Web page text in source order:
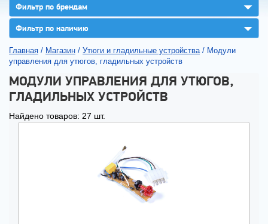
Фильтр по брендам ▼
Фильтр по наличию ▼
Главная / Магазин / Утюги и гладильные устройства/ Модули
управления для утюгов, гладильных устройств
МОДУЛИ УПРАВЛЕНИЯ ДЛЯ УТЮГОВ,
ГЛАДИЛЬНЫХ УСТРОЙСТВ
Найдено товаров: 27 шт.